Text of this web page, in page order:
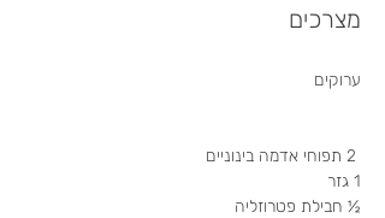
מצרכים
ערוקים
1 גזר
½ חבילת פטרוזליה